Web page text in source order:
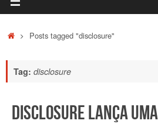
HomePosts tagged "disclosure"
Tag: disclosure
Disclosure lança